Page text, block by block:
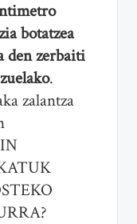
botatzea
den zerbaiti
.
zalantza